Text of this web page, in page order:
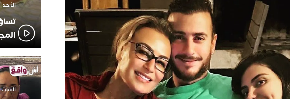
الأحد 7 ديسمبر 2025 - 21:42
السبت 18 أكتوبر 2025 - 14:35